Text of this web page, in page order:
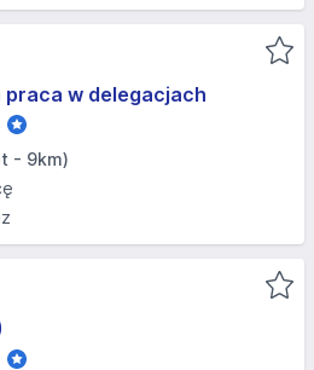
w delegacjach
- 9km)